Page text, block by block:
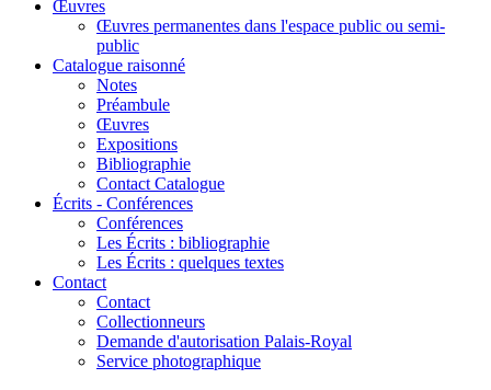
Œuvres
Œuvres permanentes dans l'espace public ou semi-
public
Catalogue raisonné
Notes
Préambule
Œuvres
Expositions
Bibliographie
Contact Catalogue
Écrits - Conférences
Conférences
Les Écrits : bibliographie
Les Écrits : quelques textes
Contact
Contact
Collectionneurs
Demande d'autorisation Palais-Royal
Service photographique